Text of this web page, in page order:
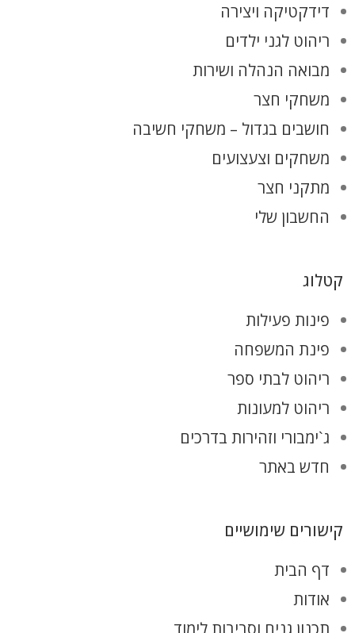
דידקטיקה ויצירה
ריהוט לגני ילדים
מבואה הנהלה ושירות
משחקי חצר
חושבים בגדול – משחקי חשיבה
משחקים וצעצועים
מתקני חצר
החשבון שלי
קטלוג
פינות פעילות
פינת המשפחה
ריהוט לבתי ספר
ריהוט למעונות
ג`ימבורי וזהירות בדרכים
חדש באתר
קישורים שימושיים
דף הבית
אודות